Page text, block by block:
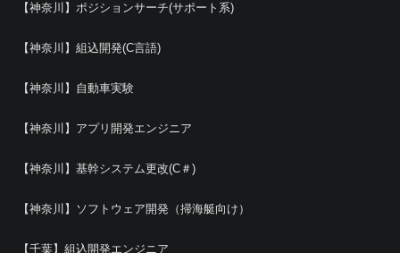
【神奈川】ポジションサーチ(サポート系)
【神奈川】組込開発(C言語)
【神奈川】自動車実験
【神奈川】アプリ開発エンジニア
【神奈川】基幹システム更改(C＃)
【神奈川】ソフトウェア開発（掃海艇向け）
【千葉】組込開発エンジニア